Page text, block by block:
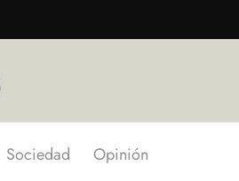
Sociedad Opinión